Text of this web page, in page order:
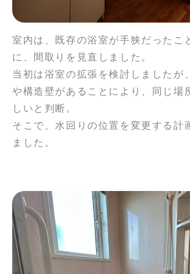
室内は、既存の浴室が手狭だったこ
に、間取りを見直しました。
当初は浴室の拡張を検討しましたが
や構造壁があることにより、同じ場
しいと判断。
そこで、水回りの位置を変更する計
ました。